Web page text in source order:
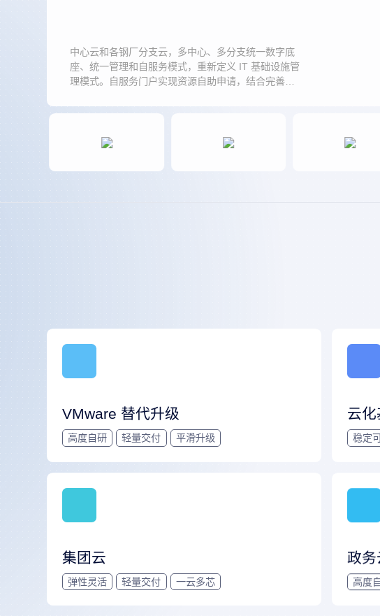
中心云和各钢厂分支云，多中心、多分支统一数字底
座、统一管理和自服务模式，重新定义 IT 基础设施管
理模式。自服务门户实现资源自助申请，结合完善的
控制。
VMware 替代升级
高度自研 轻量交付 平滑升级
云化
稳定
集团云
弹性灵活 轻量交付 一云多芯
政务
高度